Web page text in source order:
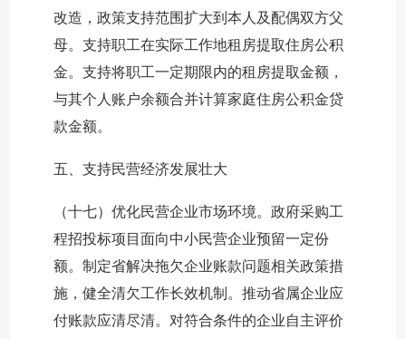
改造，政策支持范围扩大到本人及配偶双方父
母。支持职工在实际工作地租房提取住房公积
金。支持将职工一定期限内的租房提取金额，
与其个人账户余额合并计算家庭住房公积金贷
款金额。
五、支持民营经济发展壮大
（十七）优化民营企业市场环境。政府采购工
程招投标项目面向中小民营企业预留一定份
额。制定省解决拖欠企业账款问题相关政策措
施，健全清欠工作长效机制。推动省属企业应
付账款应清尽清。对符合条件的企业自主评价